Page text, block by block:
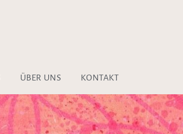
ÜBER UNS KONTAKT